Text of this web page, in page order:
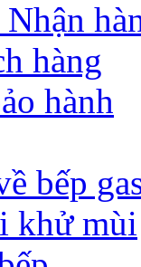
hàng
hành
bếp
khử mùi